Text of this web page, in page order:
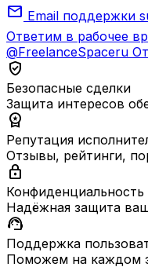
mail Email поддержки
Ответим в рабочее
@FreelanceSpaceru
verified_user
Безопасные сделки
Защита интересов
workspace_premium
Репутация
Отзывы, рейтинги,
lock
Конфиденциальность
Надёжная защита
support_agent
Поддержка
Поможем на каждом